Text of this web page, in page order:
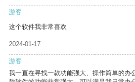
游客
这个软件我非常喜欢
2024-01-17
游客
我一直在寻找一款功能强大、操作简单的办